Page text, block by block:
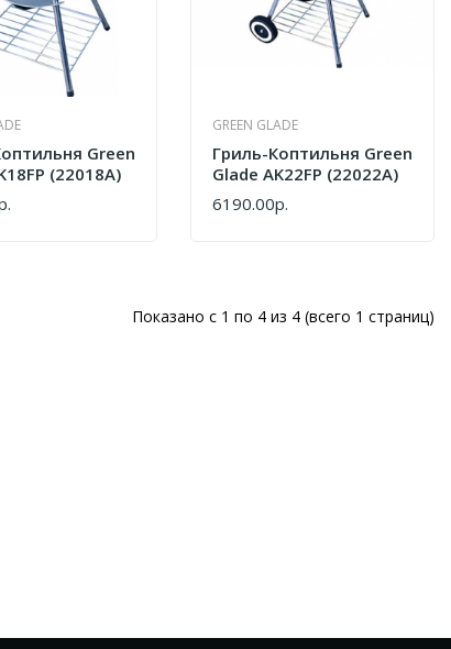
Green
(22018A)
GREEN GLADE
Гриль-Коптильня Green
Glade AK22FP (22022A)
6190.00р.
КУПИТЬ
Показано с 1 по 4 из 4 (всего 1 страниц)